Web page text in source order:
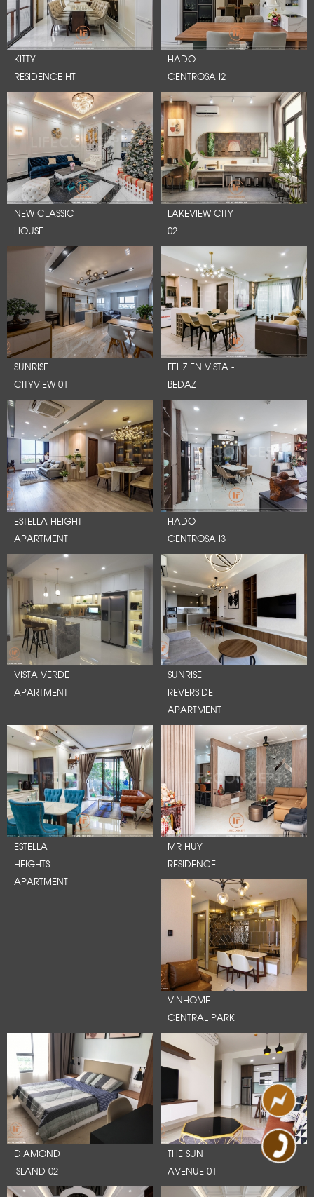
KITTY
RESIDENCE HT
HADO
CENTROSA I2
NEW CLASSIC
HOUSE
LAKEVIEW CITY
02
SUNRISE
CITYVIEW 01
FELIZ EN VISTA -
BEDAZ
ESTELLA HEIGHT
APARTMENT
HADO
CENTROSA I3
VISTA VERDE
APARTMENT
SUNRISE
REVERSIDE
APARTMENT
ESTELLA
HEIGHTS
APARTMENT
MR HUY
RESIDENCE
VINHOME
CENTRAL PARK
DIAMOND
ISLAND 02
THE SUN
AVENUE 01